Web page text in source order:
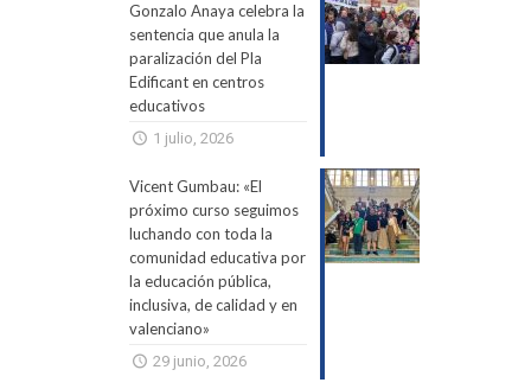
Gonzalo Anaya celebra la
sentencia que anula la
paralización del Pla
Edificant en centros
educativos
1 julio, 2026
Vicent Gumbau: «El
próximo curso seguimos
luchando con toda la
comunidad educativa por
la educación pública,
inclusiva, de calidad y en
valenciano»
29 junio, 2026